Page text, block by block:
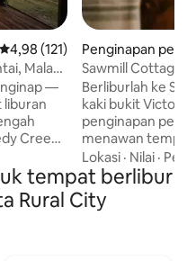
Nilai rata-rata 4,98 dari 5, 121
4,98 (121)
Malam
—
liburan
Creek
30
dan
mandi
Penginapan
eta South
Sawmill Cottage
Berliburlah ke
kaki bukit
penginapan
menawan
lebih lambat Terletak di sebuah
peternakan di
tempat awal
menjelajahi
Lokasi · Nilai ·
tempat berlibur
Rural City